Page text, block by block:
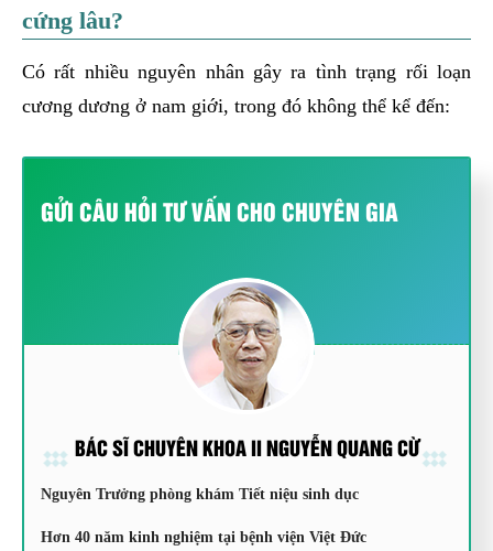
cứng lâu?
Có rất nhiều nguyên nhân gây ra tình trạng rối loạn
cương dương ở nam giới, trong đó không thể kể đến:
GỬI CÂU HỎI TƯ VẤN CHO CHUYÊN GIA
BÁC SĨ CHUYÊN KHOA II NGUYỄN QUANG CỪ
Nguyên Trưởng phòng khám Tiết niệu sinh dục
Hơn 40 năm kinh nghiệm tại bệnh viện Việt Đức